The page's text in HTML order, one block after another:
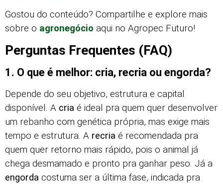
Gostou do conteúdo? Compartilhe e explore mais
sobre o agronegócio aqui no Agropec Futuro!
Perguntas Frequentes (FAQ)
1. O que é melhor: cria, recria ou engorda?
Depende do seu objetivo, estrutura e capital
disponível. A cria é ideal pra quem quer desenvolver
um rebanho com genética própria, mas exige mais
tempo e estrutura. A recria é recomendada pra
quem quer retorno mais rápido, pois o animal já
chega desmamado e pronto pra ganhar peso. Já a
engorda costuma ser a última fase, indicada pra